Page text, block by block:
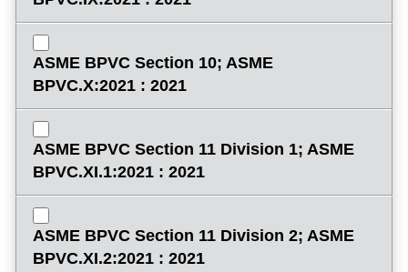
ASME BPVC Section 10; ASME
BPVC.X:2021 : 2021
ASME BPVC Section 11 Division 1; ASME
BPVC.XI.1:2021 : 2021
ASME BPVC Section 11 Division 2; ASME
BPVC.XI.2:2021 : 2021